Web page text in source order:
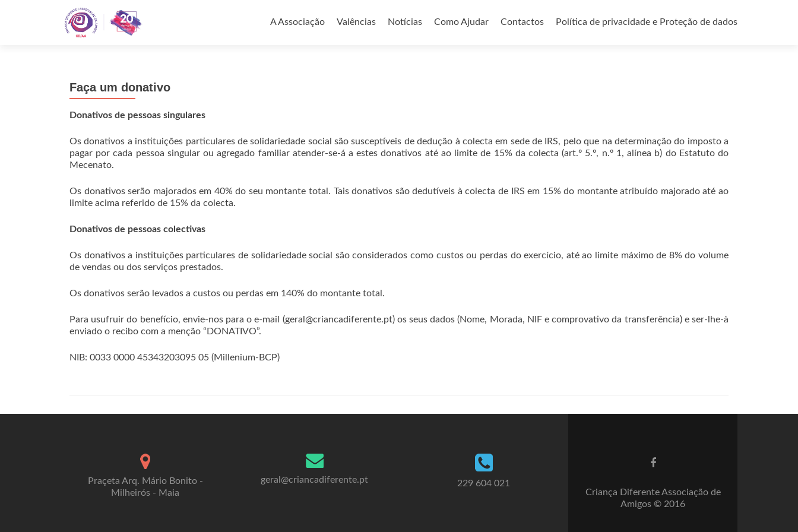
A Associação
Valências Notícias Como Ajudar Contactos Política de privacidade e Proteção de dados
Faça um donativo
Donativos de pessoas singulares
Os donativos a instituições particulares de solidariedade social são susceptíveis de dedução à colecta em sede de IRS, pelo que na determinação do imposto a
pagar por cada pessoa singular ou agregado familiar atender-se-á a estes donativos até ao limite de 15% da colecta (art.º 5.º, n.º 1, alínea b) do Estatuto do
Mecenato.
Os donativos serão majorados em 40% do seu montante total. Tais donativos são dedutíveis à colecta de IRS em 15% do montante atribuído majorado até ao
limite acima referido de 15% da colecta.
Donativos de pessoas colectivas
Os donativos a instituições particulares de solidariedade social são considerados como custos ou perdas do exercício, até ao limite máximo de 8% do volume
de vendas ou dos serviços prestados.
Os donativos serão levados a custos ou perdas em 140% do montante total.
Para usufruir do benefício, envie-nos para o e-mail (geral@criancadiferente.pt) os seus dados (Nome, Morada, NIF e comprovativo da transferência) e ser-lhe-à
enviado o recibo com a menção “DONATIVO”.
NIB: 0033 0000 45343203095 05 (Millenium-BCP)
Praçeta Arq. Mário Bonito -
Milheirós - Maia
geral@criancadiferente.pt
229 604 021
Criança Diferente Associação de
Amigos © 2016